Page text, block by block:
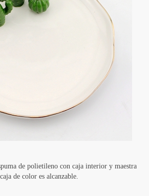
de polietileno con caja interior y maestra
de color es alcanzable.